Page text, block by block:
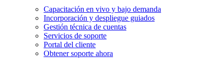
Capacitación en vivo y bajo demanda
Incorporación y despliegue guiados
Gestión técnica de cuentas
Servicios de soporte
Portal del cliente
Obtener soporte ahora